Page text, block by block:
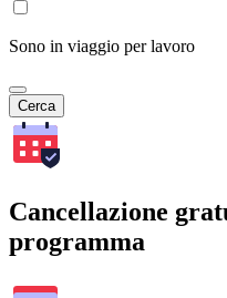
Sono in viaggio per lavoro
Cerca
Cancellazione
programma